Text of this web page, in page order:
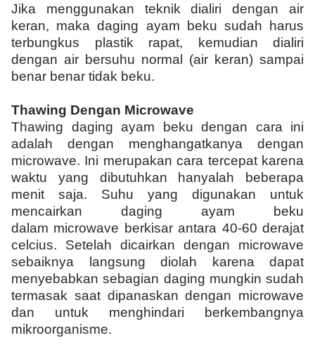
Jika menggunakan teknik dialiri dengan air
keran, maka daging ayam beku sudah harus
terbungkus plastik rapat, kemudian dialiri
dengan air bersuhu normal (air keran) sampai
benar benar tidak beku.
Thawing Dengan Microwave
Thawing daging ayam beku dengan cara ini
adalah dengan menghangatkanya dengan
microwave. Ini merupakan cara tercepat karena
waktu yang dibutuhkan hanyalah beberapa
menit saja. Suhu yang digunakan untuk
mencairkan daging ayam beku
dalam microwave berkisar antara 40-60 derajat
celcius. Setelah dicairkan dengan microwave
sebaiknya langsung diolah karena dapat
menyebabkan sebagian daging mungkin sudah
termasak saat dipanaskan dengan microwave
dan untuk menghindari berkembangnya
mikroorganisme.